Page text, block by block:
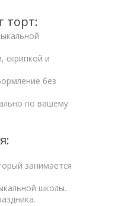
торт:
скрипкой и
без
по вашему
занимается
школы.